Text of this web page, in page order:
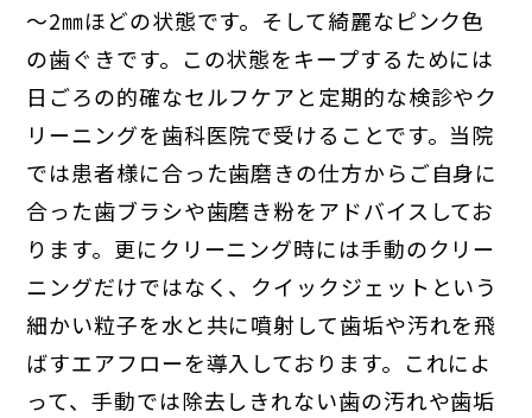
～2㎜ほどの状態です。そして綺麗なピンク色
の歯ぐきです。この状態をキープするためには
日ごろの的確なセルフケアと定期的な検診やク
リーニングを歯科医院で受けることです。当院
では患者様に合った歯磨きの仕方からご自身に
合った歯ブラシや歯磨き粉をアドバイスしてお
ります。更にクリーニング時には手動のクリー
ニングだけではなく、クイックジェットという
細かい粒子を水と共に噴射して歯垢や汚れを飛
ばすエアフローを導入しております。これによ
って、手動では除去しきれない歯の汚れや歯垢